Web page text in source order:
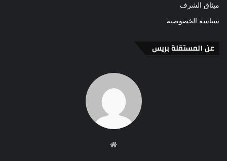
ميثاق الشرف
سياسة الخصوصية
عن المستقلة بريس